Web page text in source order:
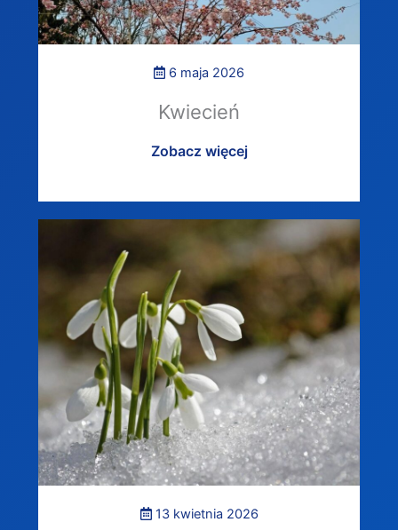
6 maja 2026
Kwiecień
Zobacz więcej
13 kwietnia 2026